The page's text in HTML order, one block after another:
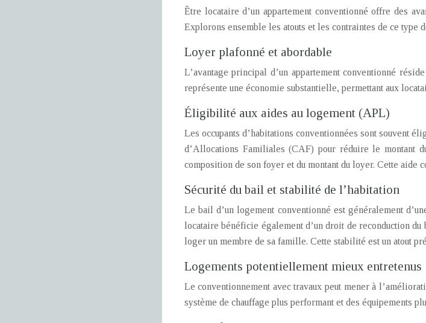
Être locataire d’un appartement conventionné offre des
Explorons ensemble les atouts et les contraintes de ce type
Loyer plafonné et abordable
L’avantage principal d’un appartement conventionné
représente une économie substantielle, permettant aux
Éligibilité aux aides au logement (APL)
Les occupants d’habitations conventionnées sont souvent
d’Allocations Familiales (CAF) pour réduire le montant
composition de son foyer et du montant du loyer. Cette
Sécurité du bail et stabilité de l’habitation
Le bail d’un logement conventionné est généralement
locataire bénéficie également d’un droit de reconduction
loger un membre de sa famille. Cette stabilité est un atout
Logements potentiellement mieux entretenus
Le conventionnement avec travaux peut mener à
système de chauffage plus performant et des équipements